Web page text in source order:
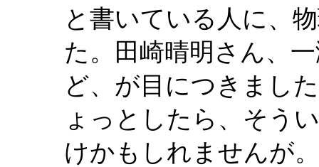
と書いている人に、
た。田崎晴明さん、
ど、が目につきまし
ょっとしたら、そう
けかもしれませんが。